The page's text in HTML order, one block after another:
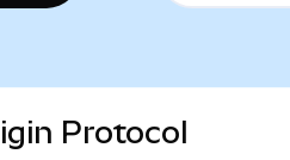
Protocol